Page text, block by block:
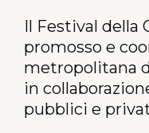
Il Festival della
promosso e
metropolitana
in
pubblici e